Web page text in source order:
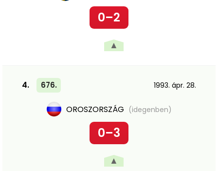
0–2
▲
4. 676. 1993. ápr. 28.
OROSZORSZÁG (idegenben)
0–3
▲